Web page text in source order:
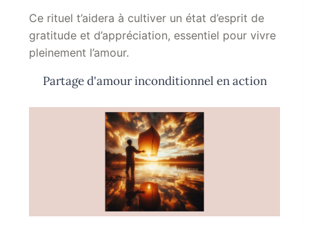
Ce rituel t’aidera à cultiver un état d’esprit de
gratitude et d’appréciation, essentiel pour vivre
pleinement l’amour.
Partage d'amour inconditionnel en action